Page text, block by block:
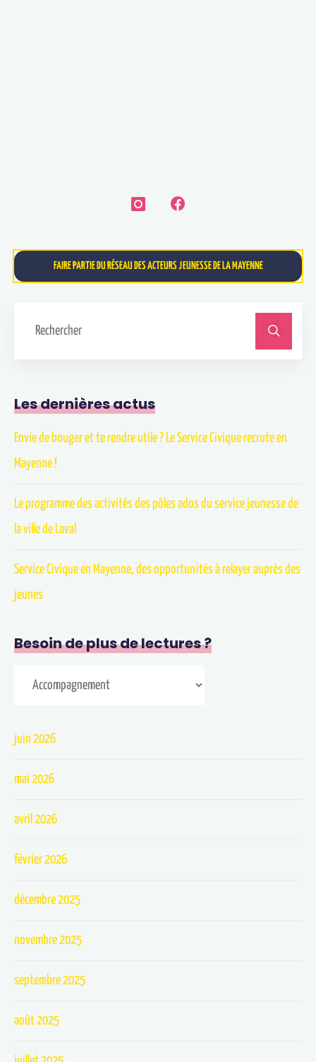
FAIRE PARTIE DU RÉSEAU DES ACTEURS JEUNESSE DE LA MAYENNE
Les dernières actus
Envie de bouger et te rendre utile ? Le Service Civique recrute en
Mayenne !
Le programme des activités des pôles ados du service jeunesse de
la ville de Laval
Service Civique en Mayenne, des opportunités à relayer auprès des
jeunes
Besoin de plus de lectures ?
juin 2026
mai 2026
avril 2026
février 2026
décembre 2025
novembre 2025
septembre 2025
août 2025